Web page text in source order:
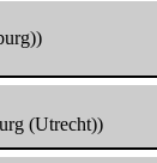
(Utrecht))